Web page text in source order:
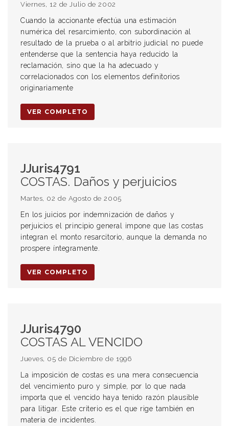
Viernes, 12 de Julio de 2002
Cuando la accionante efectúa una estimación
numérica del resarcimiento, con subordinación al
resultado de la prueba o al arbitrio judicial no puede
entenderse que la sentencia haya reducido la
reclamación, sino que la ha adecuado y
correlacionados con los elementos definitorios
originariamente
VER COMPLETO
JJuris4791
COSTAS. Daños y perjuicios
Martes, 02 de Agosto de 2005
En los juicios por indemnización de daños y
perjuicios el principio general impone que las costas
integran el monto resarcitorio, aunque la demanda no
prospere íntegramente.
VER COMPLETO
JJuris4790
COSTAS AL VENCIDO
Jueves, 05 de Diciembre de 1996
La imposición de costas es una mera consecuencia
del vencimiento puro y simple, por lo que nada
importa que el vencido haya tenido razón plausible
para litigar. Este criterio es el que rige también en
materia de incidentes.